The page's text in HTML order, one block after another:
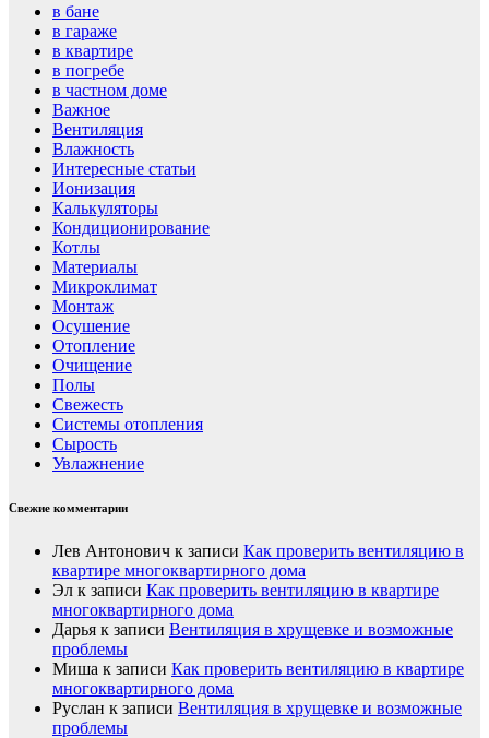
в бане
в гараже
в квартире
в погребе
в частном доме
Важное
Вентиляция
Влажность
Интересные статьи
Ионизация
Калькуляторы
Кондиционирование
Котлы
Материалы
Микроклимат
Монтаж
Осушение
Отопление
Очищение
Полы
Свежесть
Системы отопления
Сырость
Увлажнение
Свежие комментарии
Лев Антонович к записи Как проверить вентиляцию в
квартире многоквартирного дома
Эл к записи Как проверить вентиляцию в квартире
многоквартирного дома
Дарья к записи Вентиляция в хрущевке и возможные
проблемы
Миша к записи Как проверить вентиляцию в квартире
многоквартирного дома
Руслан к записи Вентиляция в хрущевке и возможные
проблемы